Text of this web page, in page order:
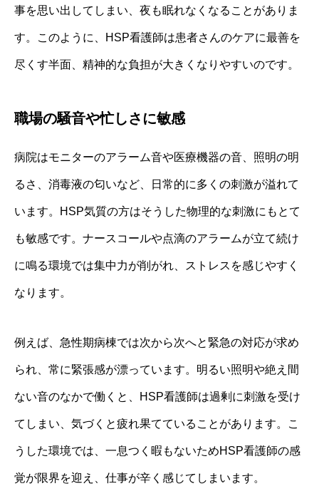
事を思い出してしまい、夜も眠れなくなることがありま
す。このように、HSP看護師は患者さんのケアに最善を
尽くす半面、精神的な負担が大きくなりやすいのです。
職場の騒音や忙しさに敏感
病院はモニターのアラーム音や医療機器の音、照明の明
るさ、消毒液の匂いなど、日常的に多くの刺激が溢れて
います。HSP気質の方はそうした物理的な刺激にもとて
も敏感です。ナースコールや点滴のアラームが立て続け
に鳴る環境では集中力が削がれ、ストレスを感じやすく
なります。
例えば、急性期病棟では次から次へと緊急の対応が求め
られ、常に緊張感が漂っています。明るい照明や絶え間
ない音のなかで働くと、HSP看護師は過剰に刺激を受け
てしまい、気づくと疲れ果てていることがあります。こ
うした環境では、一息つく暇もないためHSP看護師の感
覚が限界を迎え、仕事が辛く感じてしまいます。